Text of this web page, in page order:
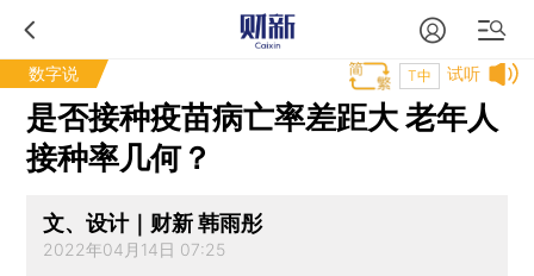
数字说 试听
T中
是否接种疫苗病亡率差距大 老年人
接种率几何？
文、设计｜财新 韩雨彤
2022年04月14日 07:25